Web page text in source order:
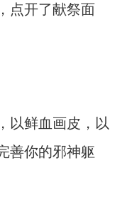
点开了献祭面
以鲜血画皮，以
善你的邪神躯